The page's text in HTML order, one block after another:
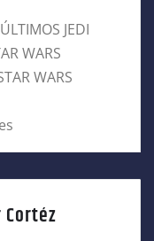
JEDI
WARS
WARS